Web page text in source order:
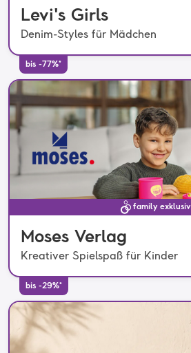
Levi's Girls
Denim-Styles für Mädchen
bis -77%*
family exklusiv
Moses Verlag
Kreativer Spielspaß für Kinder
bis -29%*